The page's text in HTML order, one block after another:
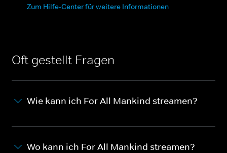
Zum Hilfe-Center für weitere Informationen
Oft gestellt Fragen
Wie kann ich For All Mankind streamen?
Wo kann ich For All Mankind streamen?